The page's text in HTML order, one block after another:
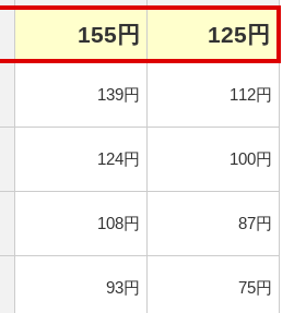
155円 125円
139円 112円
124円 100円
108円 87円
93円 75円